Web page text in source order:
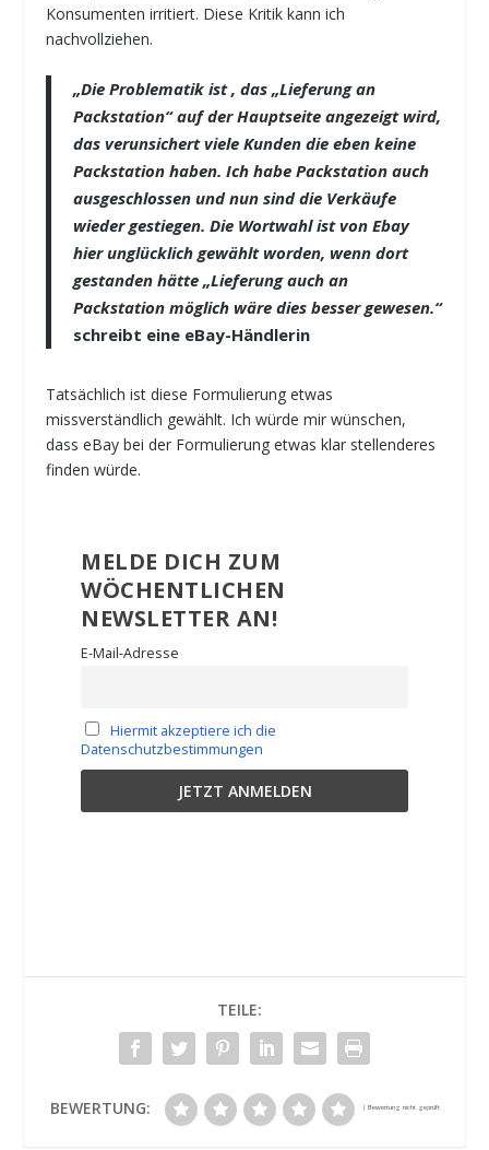
Konsumenten irritiert. Diese Kritik kann ich
nachvollziehen.
„Die Problematik ist , das „Lieferung an
Packstation“ auf der Hauptseite angezeigt wird,
das verunsichert viele Kunden die eben keine
Packstation haben. Ich habe Packstation auch
ausgeschlossen und nun sind die Verkäufe
wieder gestiegen. Die Wortwahl ist von Ebay
hier unglücklich gewählt worden, wenn dort
gestanden hätte „Lieferung auch an
Packstation möglich wäre dies besser gewesen.“
schreibt eine eBay-Händlerin
Tatsächlich ist diese Formulierung etwas
missverständlich gewählt. Ich würde mir wünschen,
dass eBay bei der Formulierung etwas klar stellenderes
finden würde.
MELDE DICH ZUM
WÖCHENTLICHEN
NEWSLETTER AN!
E-Mail-Adresse
Hiermit akzeptiere ich die
Datenschutzbestimmungen
TEILE:
BEWERTUNG: